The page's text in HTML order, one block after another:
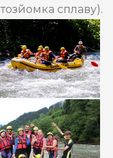
сплаву).